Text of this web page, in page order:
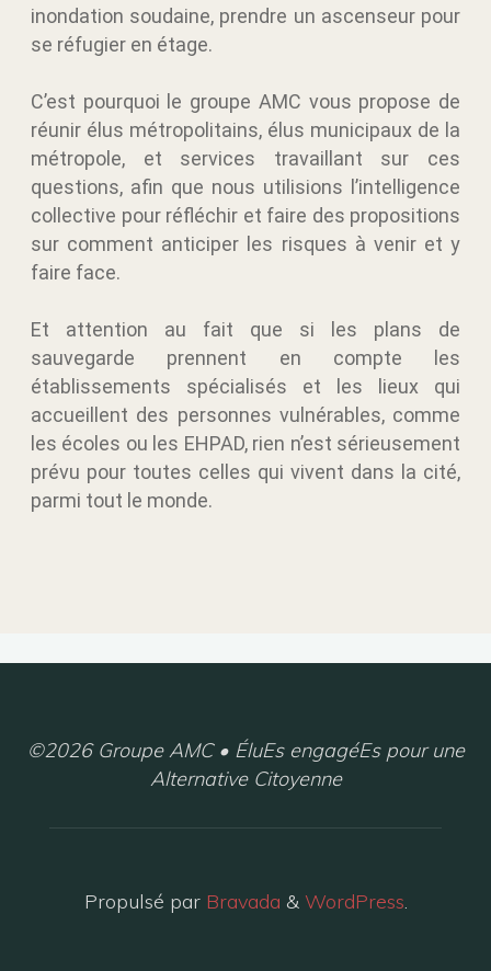
inondation soudaine, prendre un ascenseur pour
se réfugier en étage.
C’est pourquoi le groupe AMC vous propose de
réunir élus métropolitains, élus municipaux de la
métropole, et services travaillant sur ces
questions, afin que nous utilisions l’intelligence
collective pour réfléchir et faire des propositions
sur comment anticiper les risques à venir et y
faire face.
Et attention au fait que si les plans de
sauvegarde prennent en compte les
établissements spécialisés et les lieux qui
accueillent des personnes vulnérables, comme
les écoles ou les EHPAD, rien n’est sérieusement
prévu pour toutes celles qui vivent dans la cité,
parmi tout le monde.
©2026 Groupe AMC • ÉluEs engagéEs pour une
Alternative Citoyenne
Propulsé parBravada & WordPress